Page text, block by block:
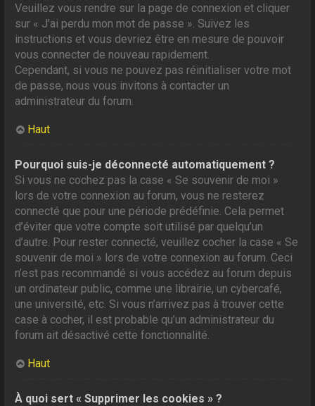
Veuillez vous rendre sur la page de connexion et cliquer
sur « J’ai perdu mon mot de passe ». Suivez les
instructions et vous devriez être en mesure de pouvoir
vous connecter de nouveau rapidement.
Cependant, si vous ne pouvez pas réinitialiser votre mot
de passe, nous vous invitons à contacter un
administrateur du forum.
Haut
Pourquoi suis-je déconnecté automatiquement ?
Si vous ne cochez pas la case « Se souvenir de moi »
lors de votre connexion au forum, vous ne resterez
connecté que pour une période prédéfinie. Cela permet
d’éviter que votre compte soit utilisé par quelqu’un
d’autre. Pour rester connecté, veuillez cocher la case « Se
souvenir de moi » lors de votre connexion au forum. Ceci
n’est pas recommandé si vous accédez au forum depuis
un ordinateur public, comme une librairie, un cybercafé,
une université, etc. Si vous n’arrivez pas à trouver cette
case à cocher, il est probable qu’un administrateur du
forum ait désactivé cette fonctionnalité.
Haut
À quoi sert « Supprimer les cookies » ?